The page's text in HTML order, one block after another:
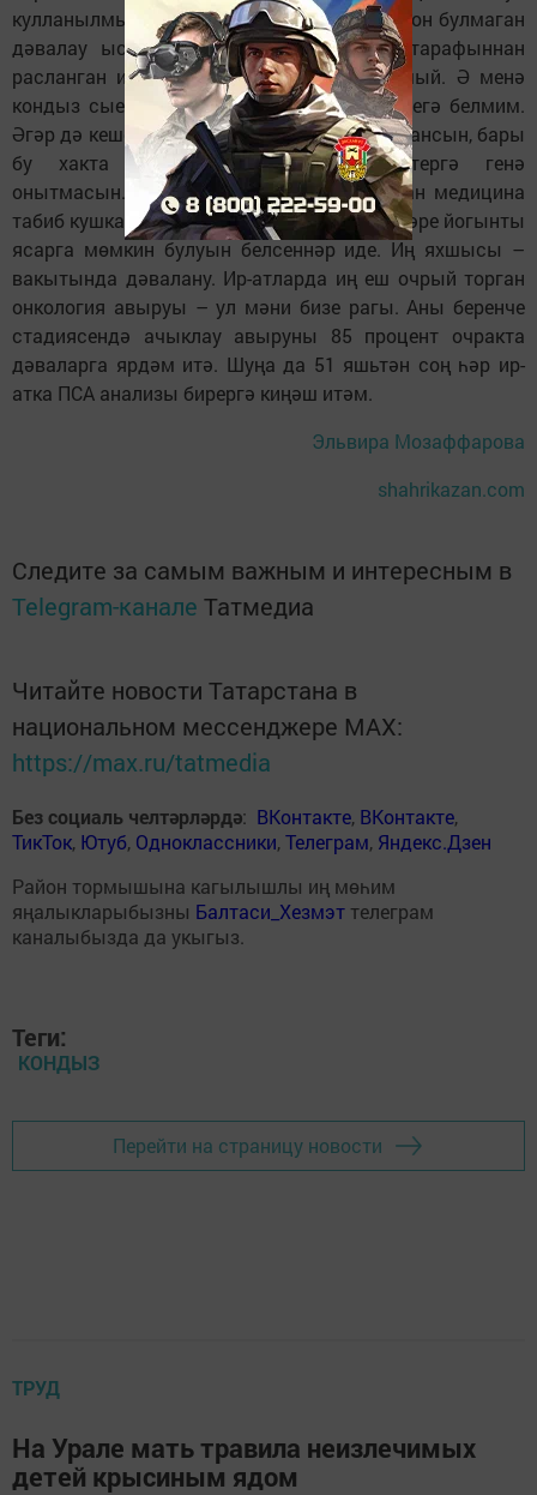
кулланылмый. Әгәр дә теге яки бу традицион булмаган
дәвалау ысулының файдасы галимнәр тарафыннан
расланган икән, медицина аны кире какмый. Ә менә
кондыз сыекчасына бәйле дәлилләрне әлегә белмим.
Әгәр дә кеше үзе файдасын күрә икән, куллансын, бары
бу хакта дәвалаучы табибын кисәтергә генә
онытмасын. Шулай ук традицион булмаган медицина
табиб кушкан алымнарның тәэсиренә тискәре йогынты
ясарга мөмкин булуын белсеннәр иде. Иң яхшысы –
вакытында дәвалану. Ир-атларда иң еш очрый торган
онкология авыруы – ул мәни бизе рагы. Аны беренче
стадиясендә ачыклау авыруны 85 процент очракта
дәваларга ярдәм итә. Шуңа да 51 яшьтән соң һәр ир-
атка ПСА анализы бирергә киңәш итәм.
Эльвира Мозаффарова
shahrikazan.com
Следите за самым важным и интересным в
Telegram-канале Татмедиа
Читайте новости Татарстана в
национальном мессенджере MАХ:
https://max.ru/tatmedia
Без социаль челтәрләрдә: ВКонтакте, ВКонтакте,
ТикТок, Ютуб, Одноклассники,Телеграм, Яндекс.Дзен
Район тормышына кагылышлы иң мөһим
яңалыкларыбызны Балтаси_Хезмэт телеграм
каналыбызда да укыгыз.
Теги:
КОНДЫЗ
Перейти на страницу новости
ТРУД
На Урале мать травила неизлечимых
детей крысиным ядом